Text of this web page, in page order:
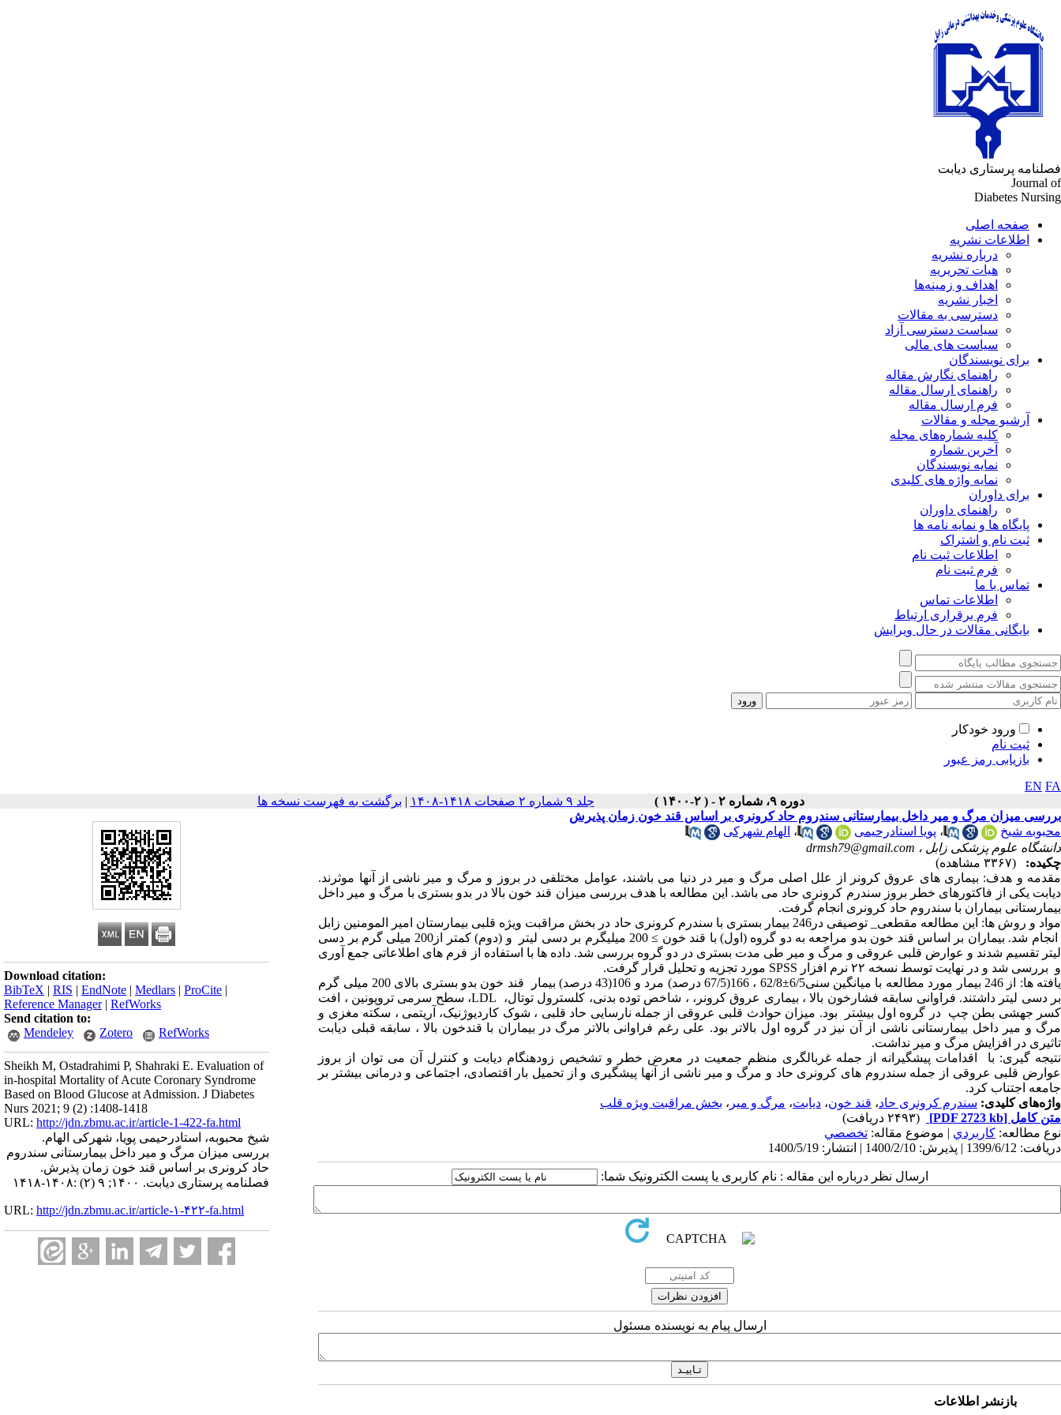
فصلنامه پرستاری دیابت
Journal of
Diabetes Nursing
صفحه اصلی
اطلاعات نشریه
درباره نشریه
هیات تحریریه
اهداف و زمینه‌ها
اخبار نشریه
دسترسی به مقالات
سیاست دسترسی آزاد
سیاست های مالی
برای نویسندگان
راهنمای نگارش مقاله
راهنمای ارسال مقاله
فرم ارسال مقاله
آرشیو مجله و مقالات
کلیه شماره‌های مجله
آخرین شماره
نمایه نویسندگان
نمایه واژه های کلیدی
برای داوران
راهنمای داوران
پایگاه ها و نمایه نامه ها
ثبت نام و اشتراک
اطلاعات ثبت نام
فرم ثبت نام
تماس با ما
اطلاعات تماس
فرم برقراری ارتباط
بایگانی مقالات در حال ویرایش
ورود خودکار
ثبت نام
بازیابی رمز عبور
EN FA
دوره ۹، شماره ۲ - ( ۲-۱۴۰۰ )
جلد ۹ شماره ۲ صفحات ۱۴۱۸-۱۴۰۸ | برگشت به فهرست نسخه ها
Download citation:
BibTeX | RIS | EndNote | Medlars | ProCite |
Reference Manager| RefWorks
Send citation to:
Mendeley
Zotero RefWorks
Sheikh M, Ostadrahimi P, Shahraki E. Evaluation of
in-hospital Mortality of Acute Coronary Syndrome
Based on Blood Glucose at Admission. J Diabetes
Nurs 2021; 9 (2) :1408-1418
URL: http://jdn.zbmu.ac.ir/article-1-422-fa.html
شیخ محبوبه، استادرحیمی پویا، شهرکی الهام.
بررسی میزان مرگ و میر داخل بیمارستانی سندروم
حاد کرونری بر اساس قند خون زمان پذیرش.
فصلنامه پرستاری دیابت. ۱۴۰۰; ۹ (۲) :۱۴۰۸-۱۴۱۸
URL: http://jdn.zbmu.ac.ir/article-۱-۴۲۲-fa.html
بررسی میزان مرگ و میر داخل بیمارستانی سندروم حاد کرونری بر اساس قند خون زمان پذیرش
محبوبه شیخ
، پویا استادرحیمی ، الهام شهرکی
دانشگاه علوم پزشکی زابل ، drmsh79@gmail.com
چکیده:
(۳۳۶۷ مشاهده)
مقدمه و هدف: بیماری های عروق کرونر از علل اصلی مرگ و میر در دنیا می باشند، عوامل مختلفی در بروز و مرگ و میر ناشی از آنها موثرند.
دیابت یکی از فاکتورهای خطر بروز سندرم کرونری حاد می باشد. این مطالعه با هدف بررسی میزان قند خون بالا در بدو بستری با مرگ و میر داخل
بیمارستانی بیماران با سندروم حاد کرونری انجام گرفت.
مواد و روش ها: این مطالعه مقطعی_ توصیفی در246 بیمار بستری با سندرم کرونری حاد در بخش مراقبت ویژه قلبی بیمارستان امیر المومنین زابل
انجام شد. بیماران بر اساس قند خون بدو مراجعه به دو گروه (اول) با قند خون ≥ 200 میلیگرم بر دسی لیتر و (دوم) کمتر از200 میلی گرم بر دسی
لیتر تقسیم شدند و عوارض قلبی عروقی و مرگ و میر طی مدت بستری در دو گروه بررسی شد. داده ها با استفاده از فرم های اطلاعاتی جمع آوری
و بررسی شد و در نهایت توسط نسخه ۲۲ نرم افزار SPSS مورد تجزیه و تحلیل قرار گرفت.
یافته ها: از 246 بیمار مورد مطالعه با میانگین سنی6/5±62/8 ، 166(67/5 درصد) مرد و 106(43 درصد) بیمار قند خون بدو بستری بالای 200 میلی گرم
بر دسی لیتر داشتند. فراوانی سابقه فشارخون بالا ، بیماری عروق کرونر، ، شاخص توده بدنی، کلسترول توتال، LDL، سطح سرمی تروپونین ، افت
کسر جهشی بطن چپ در گروه اول بیشتر بود. میزان حوادث قلبی عروقی از جمله نارسایی حاد قلبی ، شوک کاردیوژنیک، آریتمی ، سکته مغزی و
مرگ و میر داخل بیمارستانی ناشی از آن نیز در گروه اول بالاتر بود. علی رغم فراوانی بالاتر مرگ در بیماران با قندخون بالا ، سابقه قبلی دیابت
تاثیری در افزایش مرگ و میر نداشت.
نتیجه گیری: با اقدامات پیشگیرانه از جمله غربالگری منظم جمعیت در معرض خطر و تشخیص زودهنگام دیابت و کنترل آن می توان از بروز
عوارض قلبی عروقی از جمله سندروم های کرونری حاد و مرگ و میر ناشی از آنها پیشگیری و از تحمیل بار اقتصادی، اجتماعی و درمانی بیشتر بر
جامعه اجتناب کرد.
واژه‌های کلیدی: سندرم کرونری حاد، قند خون، دیابت، مرگ و میر ، بخش مراقبت ویژه قلب
متن کامل [PDF 2723 kb]
(۲۴۹۳ دریافت)
نوع مطالعه: كاربردي | موضوع مقاله: تخصصي
دریافت: 1399/6/12 | پذیرش: 1400/2/10 | انتشار: 1400/5/19
ارسال نظر درباره این مقاله : نام کاربری یا پست الکترونیک شما:
ارسال پیام به نویسنده مسئول
بازنشر اطلاعات